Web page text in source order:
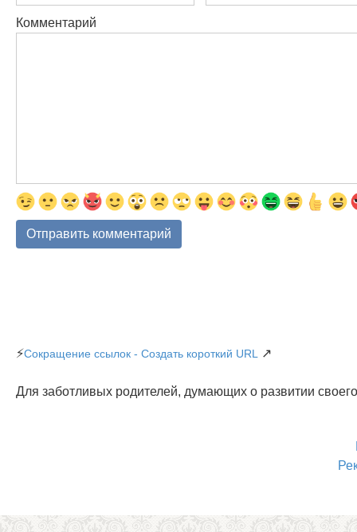
Комментарий
⚡Сокращение ссылок - Создать короткий URL ↗
Для заботливых родителей, думающих о развитии